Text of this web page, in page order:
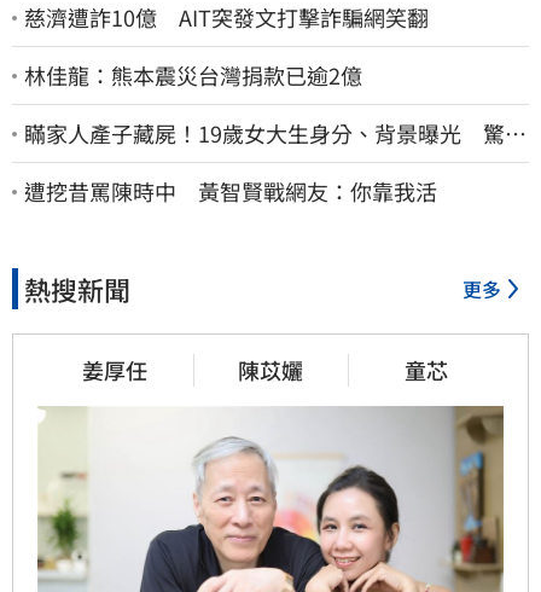
慈濟遭詐10億 AIT突發文打擊詐騙網笑翻
林佳龍：熊本震災台灣捐款已逾2億
瞞家人產子藏屍！19歲女大生身分、背景曝光 驚見
「產檢紀錄全空白」
遭挖昔罵陳時中 黃智賢戰網友：你靠我活
熱搜新聞 更多
姜厚任 陳苡孋 童芯